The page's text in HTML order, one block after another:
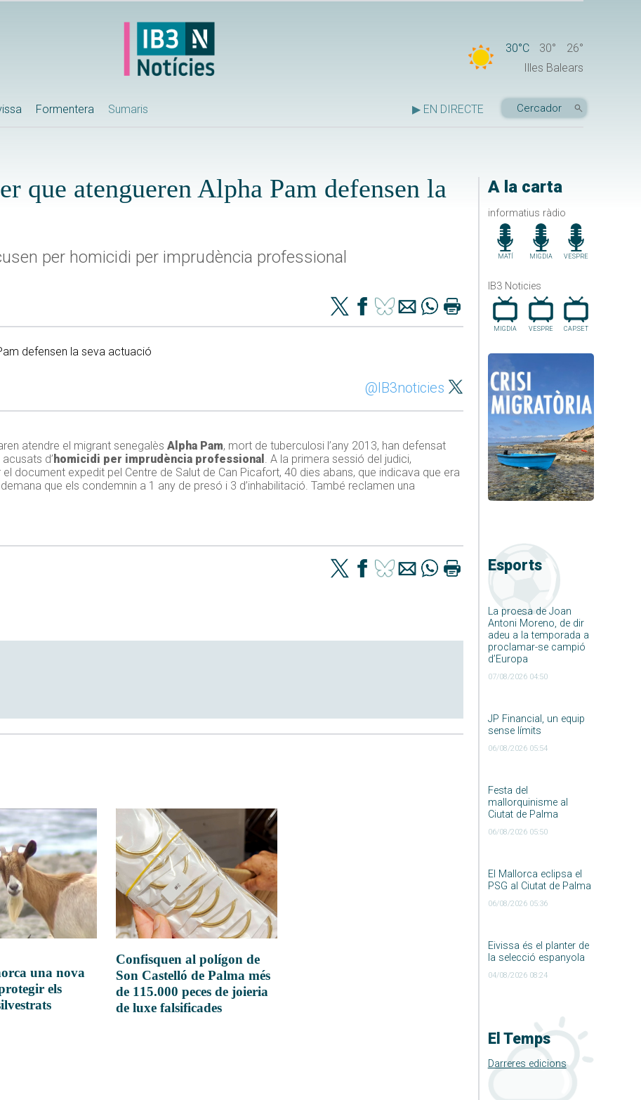
30°C 30°
26°
Illes Balears
Formentera Sumaris ▶ EN DIRECTE
A la carta
informatius ràdio
MATÍ MIGDIA VESPRE
IB3 Noticies
MIGDIA VESPRE CAP.SET
Esports
La proesa de Joan
Antoni Moreno, de dir
adeu a la temporada a
proclamar-se campió
d’Europa
07/08/2026 04:50
JP Financial, un equip
sense límits
06/08/2026 05:54
Festa del
mallorquinisme al
Ciutat de Palma
06/08/2026 05:50
El Mallorca eclipsa el
PSG al Ciutat de Palma
06/08/2026 05:36
Eivissa és el planter de
la selecció espanyola
04/08/2026 08:24
El Temps
Darreres edicions
que atengueren Alpha Pam defensen la
per homicidi per imprudència professional
@IB3noticies
atendre el migrant senegalès Alpha Pam, mort de tuberculosi l’any 2013, han defensat
d’ homicidi per imprudència professional . A la primera sessió del judici,
document expedit pel Centre de Salut de Can Picafort, 40 dies abans, que indicava que era
que els condemnin a 1 any de presó i 3 d’inhabilitació. També reclamen una
una nova
els
Confisquen al polígon de
Son Castelló de Palma més
de 115.000 peces de joieria
de luxe falsificades